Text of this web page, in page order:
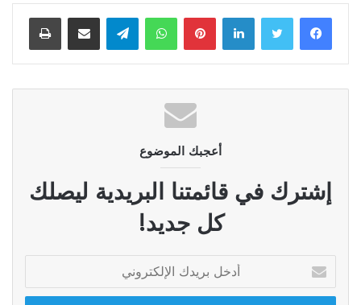
لينكدإن بينتيريستواتساب تيلقرام مشاركة عبر البريد طباعة
أعجبك الموضوع
إشترك في قائمتنا البريدية ليصلك
كل جديد!
بريدك
الإلكتروني